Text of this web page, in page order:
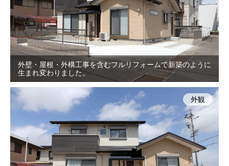
外壁・屋根・外構工事を含むフルリフォームで新築のように
生まれ変わりました。
外観